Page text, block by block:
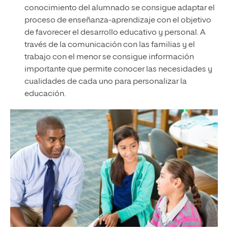
conocimiento del alumnado se consigue adaptar el
proceso de enseñanza-aprendizaje con el objetivo
de favorecer el desarrollo educativo y personal. A
través de la comunicación con las familias y el
trabajo con el menor se consigue información
importante que permite conocer las necesidades y
cualidades de cada uno para personalizar la
educación.